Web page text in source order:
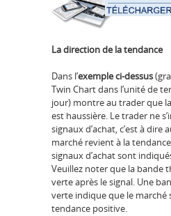
La direction de la tendance
Dans l’exempleci-dessus
Twin Chart dans l’unité de
jour) montre au trader que
est haussière. Le trader ne
signaux d’achat, c’est à dire
marché revient à la
signaux d’achat sont
Veuillez noter que la bande
verte après le signal. Une
verte indique que le marché
tendance positive.